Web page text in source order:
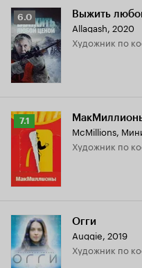
Рейтинг
Кинопоиска
6.0
6.0 Выжить
Allagash, 2020
Художник по
Рейтинг
Кинопоиска
7.1
7.1
McMillions,
Художник по
Огги
Auggie, 2019
Художник по